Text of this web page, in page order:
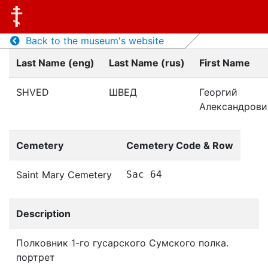
Back to the museum's website
Last Name (eng)
Last Name (rus) First Name
SHVED ШВЕД
Георгий
Cemetery Cemetery Code & Row
Saint Mary Cemetery Sac 64
Description
Полковник 1-го гусарского Сумского полка.
портрет